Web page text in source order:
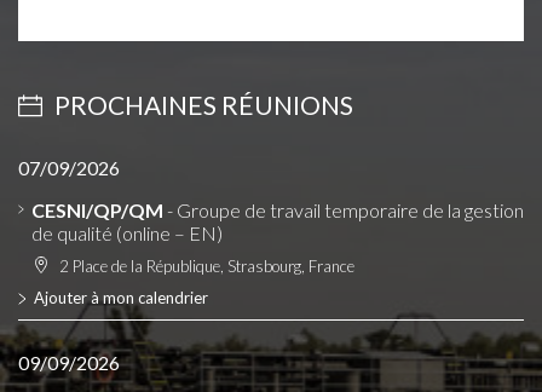
PROCHAINES RÉUNIONS
07/09/2026
CESNI/QP/QM - Groupe de travail temporaire de la gestion
de qualité (online – EN)
2 Place de la République, Strasbourg, France
Ajouter à mon calendrier
09/09/2026